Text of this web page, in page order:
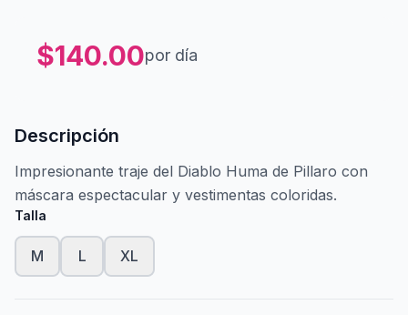
$140.00por día
Descripción
Impresionante traje del Diablo Huma de Pillaro con
máscara espectacular y vestimentas coloridas.
Talla
M L XL